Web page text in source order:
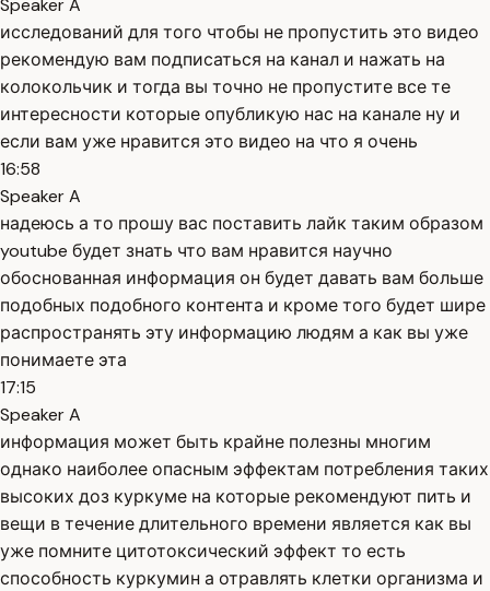
Speaker A
исследований для того чтобы не пропустить это видео
рекомендую вам подписаться на канал и нажать на
колокольчик и тогда вы точно не пропустите все те
интересности которые опубликую нас на канале ну и
если вам уже нравится это видео на что я очень
16:58
Speaker A
надеюсь а то прошу вас поставить лайк таким образом
youtube будет знать что вам нравится научно
обоснованная информация он будет давать вам больше
подобных подобного контента и кроме того будет шире
распространять эту информацию людям а как вы уже
понимаете эта
17:15
Speaker A
информация может быть крайне полезны многим
однако наиболее опасным эффектам потребления таких
высоких доз куркуме на которые рекомендуют пить и
вещи в течение длительного времени является как вы
уже помните цитотоксический эффект то есть
способность куркумин а отравлять клетки организма и